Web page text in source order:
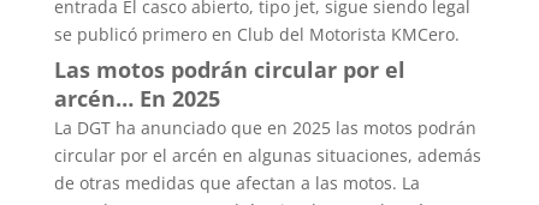
entrada El casco abierto, tipo jet, sigue siendo legal
se publicó primero en Club del Motorista KMCero.
Las motos podrán circular por el
arcén… En 2025
La DGT ha anunciado que en 2025 las motos podrán
circular por el arcén en algunas situaciones, además
de otras medidas que afectan a las motos. La